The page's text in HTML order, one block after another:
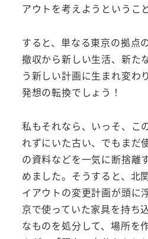
アウトを考えようというこ
すると、単なる東京の拠点
撤収から新しい生活、新た
う新しい計画に生まれ変わ
発想の転換でしょう！
私もそれなら、いっそ、こ
れずにいた古い、でもまだ
の資料などを一気に断捨離
めました。そうすると、北
イアウトの変更計画が頭に
京で使っていた家具を持ち
なものを処分して、場所を